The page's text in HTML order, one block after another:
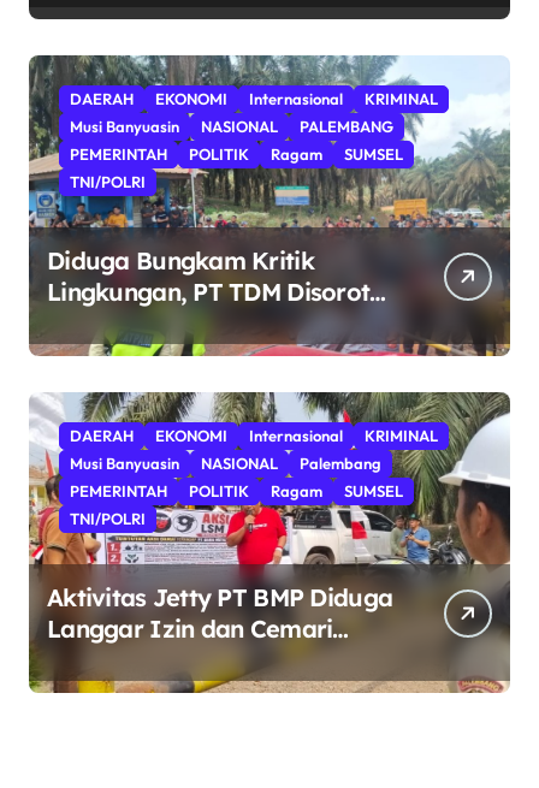
Digelar; POSE RI Nilai Ada
Indikasi Obstruction terhadap
Hak Konstitusional Warga.
DAERAH EKONOMI Internasional
KRIMINAL
Musi Banyuasin
NASIONAL
PALEMBANG
PEMERINTAH
POLITIK Ragam
SUMSEL
TNI/POLRI
Diduga Bungkam Kritik
Lingkungan, PT TDM Disorot
Usai Aksi Damai Gagal
Digelar; POSE RI Nilai Ada
Indikasi Obstruction terhadap
Hak Konstitusional Warga.
DAERAH EKONOMI Internasional
KRIMINAL
Musi Banyuasin
NASIONAL
Palembang
PEMERINTAH
POLITIK Ragam
SUMSEL
TNI/POLRI
Aktivitas Jetty PT BMP Diduga
Langgar Izin dan Cemari
Sungai Dawas, Massa Aksi
POSE RI bersama Barikade 98